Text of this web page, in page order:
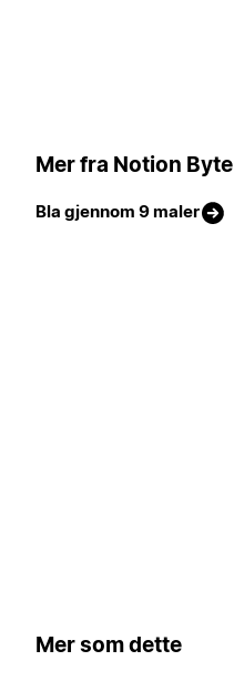
Mer fra Notion Byte
Bla gjennom 9 maler
Mer som dette